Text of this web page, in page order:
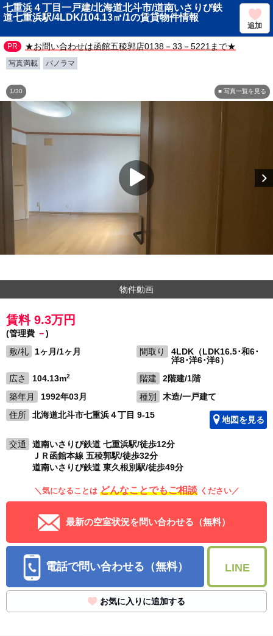
七重浜４丁目一戸建/北海道北斗市/道南いさりび鉄
道七重浜駅/4LDK/104.13㎡/1の賃貸物件情報
追加
★お問い合わせは函館五稜郭店0138－33－5221まで★
写真満載 パノラマ
■ 写真一覧を見る
1/30
物件動画
賃料 9.3万円
(管理費 －)
敷/礼
1ヶ月/1ヶ月 間取り
4LDK（LDK16.5･和6･
洋8･洋6･洋6）
広さ
104.13m2 階建
2階建/1階
築年月
1992年03月 種別
木造/一戸建て
住所
北海道北斗市七重浜４丁目 9-15 地図を見る
交通
道南いさりび鉄道 七重浜駅/徒歩12分
ＪＲ函館本線 五稜郭駅/徒歩32分
道南いさりび鉄道 東久根別駅/徒歩49分
＼気になることは どんなことでもご相談 ください／
最新の空室状況を問い合わせる（無料）
電話で問い合わせる（無料） LINE
お気に入りに追加する